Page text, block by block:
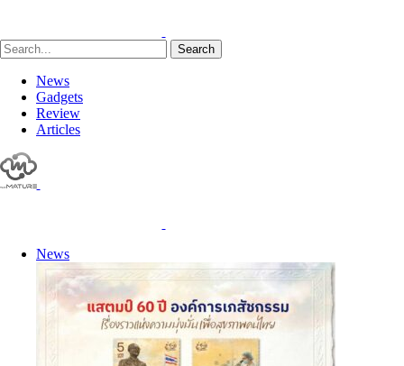
Search
News
Gadgets
Review
Articles
News